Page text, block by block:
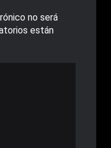
no será
están